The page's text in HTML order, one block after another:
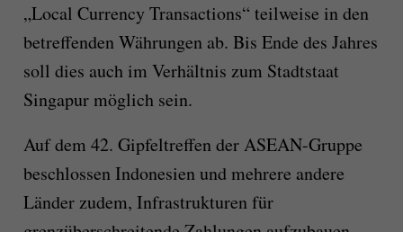
„Local Currency Transactions“ teilweise in den
betreffenden Währungen ab. Bis Ende des Jahres
soll dies auch im Verhältnis zum Stadtstaat
Singapur möglich sein.
Auf dem 42. Gipfeltreffen der ASEAN-Gruppe
beschlossen Indonesien und mehrere andere
Länder zudem, Infrastrukturen für